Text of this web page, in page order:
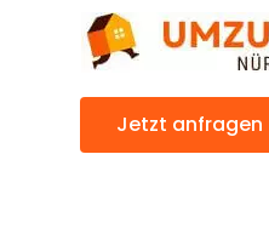
Jetzt anfragen